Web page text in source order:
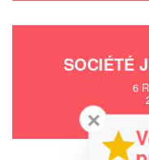
SOCIÉTÉ
6
✕